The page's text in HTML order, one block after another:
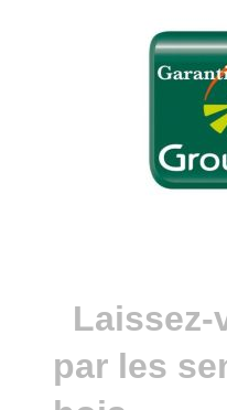
Laissez-
par les